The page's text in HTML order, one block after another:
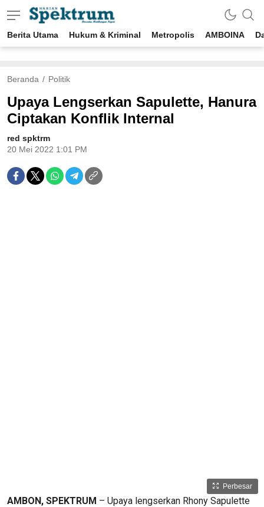
spektrumonline.com
Berita Utama Hukum & Kriminal Metropolis AMBOINA
Beranda Politik
Upaya Lengserkan Sapulette, Hanura
Ciptakan Konflik Internal
red spktrm
20 Mei 2022 1:01 PM
Perbesar
AMBON, SPEKTRUM – Upaya lengserkan Rhony Sapulette